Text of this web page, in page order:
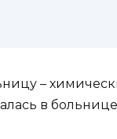
–
в